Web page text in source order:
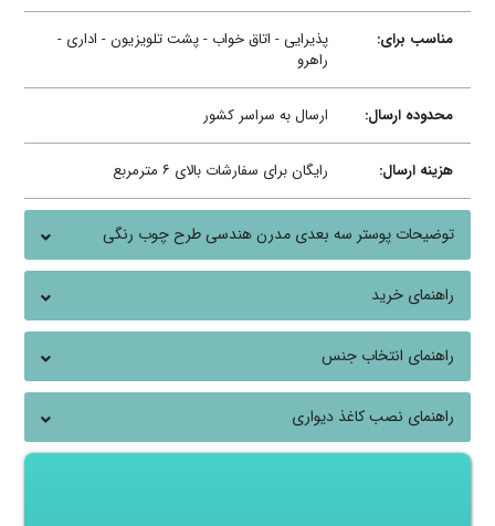
مناسب برای:
پذیرایی - اتاق خواب - پشت تلویزیون - اداری -
راهرو
محدوده ارسال: ارسال به سراسر کشور
هزینه ارسال: رایگان برای سفارشات بالای ۶ مترمربع
توضیحات پوستر سه بعدی مدرن هندسی طرح چوب رنگی
راهنمای خرید
راهنمای انتخاب جنس
راهنمای نصب کاغذ دیواری